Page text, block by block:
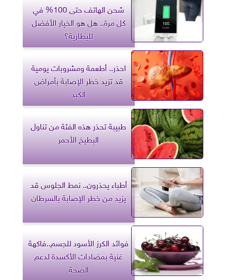
شحن الهاتف حتى 100% في
كل مرة.. هل هو الخيار الأفضل
للبطارية؟
احذر.. أطعمة ومشروبات يومية
قد تزيد خطر الإصابة بأمراض
الكبد
طبيبة تحذر هذه الفئة من تناول
البطيخ الأحمر
أطباء يحذرون.. نمط الجلوس قد
يزيد من خطر الإصابة بالسرطان
فوائد الكرز الأسود للجسم..فاكهة
غنية بمضادات الأكسدة لدعم
الصحة